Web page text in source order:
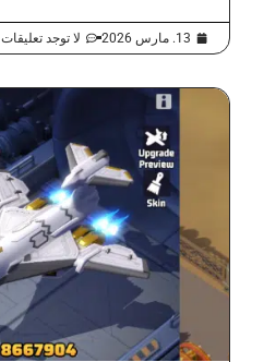
13. مارس 2026 لا توجد تعليقات